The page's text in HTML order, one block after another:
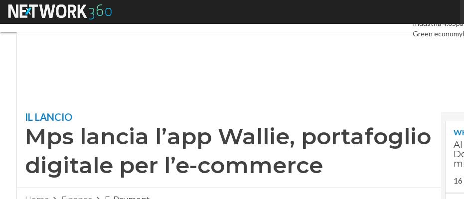
Menu
Industria 4.0
Green economy
IL LANCIO
Mps lancia l’app Wallie, portafoglio
digitale per l’e-commerce